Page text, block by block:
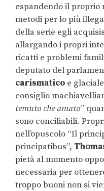
espandendo il proprio
metodi per lo più
della serie egli
allargando i propri
ricatti e problemi
deputato del
carismatico e
consiglio
temuto che amato”
sono conciliabili.
nell’opuscolo “Il
principatibus”,
pietà al momento
necessaria per
troppo buoni non si